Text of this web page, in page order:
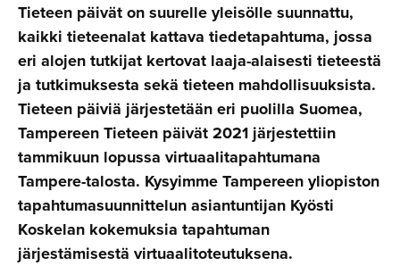
Tieteen päivät on suurelle yleisölle suunnattu,
kaikki tieteenalat kattava tiedetapahtuma, jossa
eri alojen tutkijat kertovat laaja-alaisesti tieteestä
ja tutkimuksesta sekä tieteen mahdollisuuksista.
Tieteen päiviä järjestetään eri puolilla Suomea,
Tampereen Tieteen päivät 2021 järjestettiin
tammikuun lopussa virtuaalitapahtumana
Tampere-talosta. Kysyimme Tampereen yliopiston
tapahtumasuunnittelun asiantuntijan Kyösti
Koskelan kokemuksia tapahtuman
järjestämisestä virtuaalitoteutuksena.